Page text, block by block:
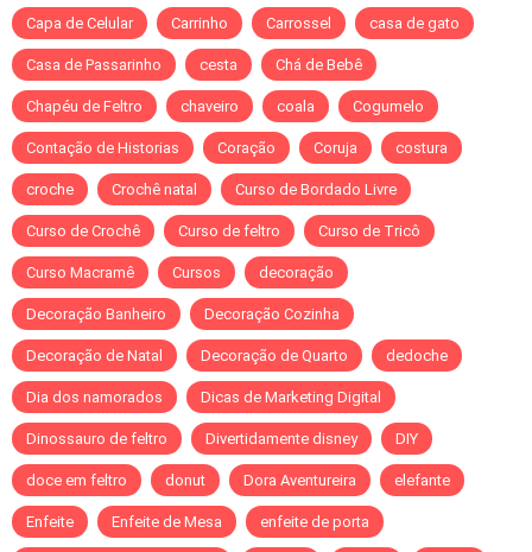
Capa de Celular Carrinho Carrossel casa de gato
Casa de Passarinho cesta Chá de Bebê
Chapéu de Feltro chaveiro coala Cogumelo
Contação de Historias Coração Coruja costura
croche Crochê natal Curso de Bordado Livre
Curso de Crochê Curso de feltro Curso de Tricô
Curso Macramê Cursos decoração
Decoração Banheiro Decoração Cozinha
Decoração de Natal Decoração de Quarto dedoche
Dia dos namorados Dicas de Marketing Digital
Dinossauro de feltro Divertidamente disney DIY
doce em feltro donut Dora Aventureira elefante
Enfeite Enfeite de Mesa enfeite de porta